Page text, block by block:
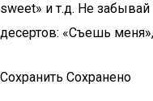
sweet» и т.д. Не
десертов: «Съешь
Сохранить Сохранено